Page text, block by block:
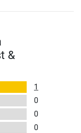
&
1
0
0
0